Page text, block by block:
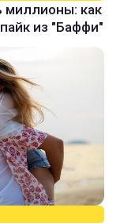
миллионы: как
из "Баффи"